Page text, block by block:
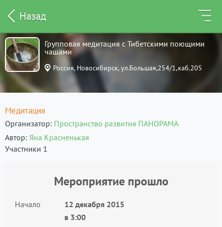
Назад
Групповая медитация с Тибетскими поющими
чашами
Россия, Новосибирск, ул.Большая,254/1,каб.205
Медитация
Организатор Пространство развития ПАНОРАМА
Автор Яна Красненькая
Участники 1
Мероприятие прошло
Начало
12 декабря 2015
в 3:00